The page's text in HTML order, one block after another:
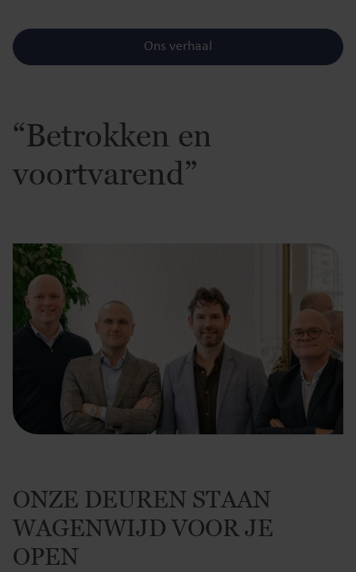
Ons verhaal
“Betrokken en
voortvarend”
ONZE DEUREN STAAN
WAGENWIJD VOOR JE
OPEN